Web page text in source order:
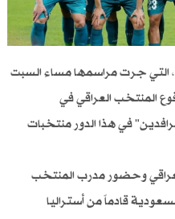
أسفرت قرعة بطولة كأس آسيا 2027، التي جرت مراسمها مساء السبت
المنتخب العراقي في
في هذا الدور منتخبات
وحضور مدرب المنتخب
قادماً من أستراليا